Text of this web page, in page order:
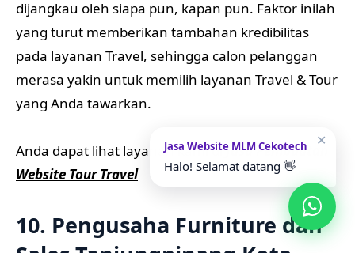
dijangkau oleh siapa pun, kapan pun. Faktor inilah
yang turut memberikan tambahan kredibilitas
pada layanan Travel, sehingga calon pelanggan
merasa yakin untuk memilih layanan Travel & Tour
yang Anda tawarkan.
Anda dapat lihat layanan kami diJasa Pembuatan
Website Tour Travel
10. Pengusaha Furniture dan
✕
Jasa Website MLM Cekotech
Halo! Selamat datang 👋